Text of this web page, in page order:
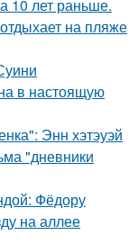
10 лет раньше.
на пляже
в настоящую
Энн хэтэуэй
"дневники
Фёдору
на аллее